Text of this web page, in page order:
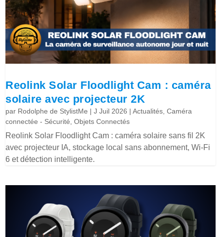
Reolink Solar Floodlight Cam : caméra
solaire avec projecteur 2K
par Rodolphe de StylistMe |J Juil 2026 |Actualités,Caméra
connectée - Sécurité,Objets Connectés
Reolink Solar Floodlight Cam : caméra solaire sans fil 2K
avec projecteur IA, stockage local sans abonnement, Wi-Fi
6 et détection intelligente.